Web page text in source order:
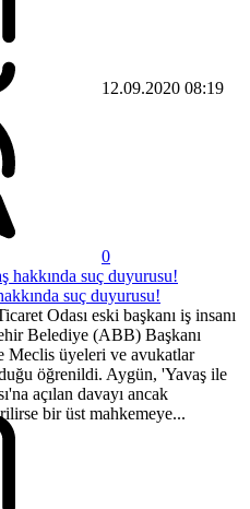
12.09.2020 08:19
0
suç duyurusu!
Odası eski başkanı iş insanı
Belediye (ABB) Başkanı
Meclis üyeleri ve avukatlar
öğrenildi. Aygün, 'Yavaş ile
açılan davayı ancak
bir üst mahkemeye...